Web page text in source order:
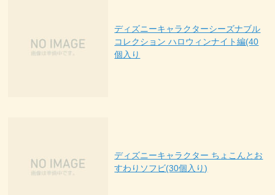
ディズニーキャラクターシーズナブル
コレクション ハロウィンナイト編(40
個入り
ディズニーキャラクター ちょこんとお
すわりソフビ(30個入り)